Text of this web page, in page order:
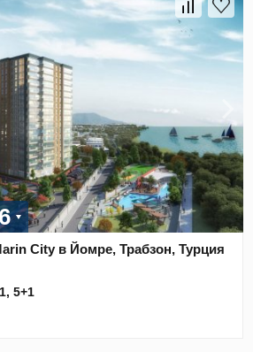
City в Йомре, Трабзон, Турция
5+1